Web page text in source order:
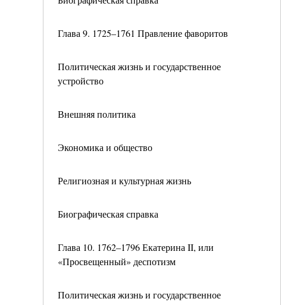
Глава 9. 1725–1761 Правление фаворитов
Политическая жизнь и государственное
устройство
Внешняя политика
Экономика и общество
Религиозная и культурная жизнь
Биографическая справка
Глава 10. 1762–1796 Екатерина II, или
«Просвещенный» деспотизм
Политическая жизнь и государственное